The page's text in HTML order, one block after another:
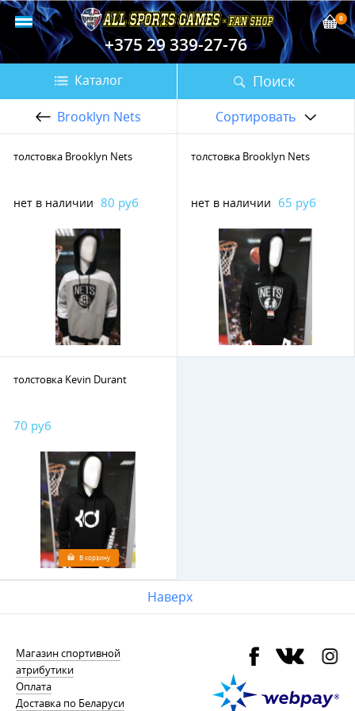
+375 29 339-27-76
Поиск
0
Каталог
Brooklyn Nets Сортировать
толстовка Brooklyn Nets
нет в наличии 80 руб
толстовка Brooklyn Nets
нет в наличии 65 руб
толстовка Kevin Durant
70 руб
В корзину
Наверх
Магазин спортивной
атрибутики
Оплата
Доставка по Беларуси